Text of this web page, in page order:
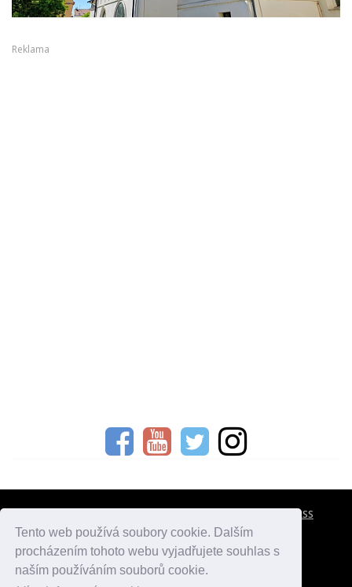
Tento web používá soubory cookie. Dalším
procházením tohoto webu vyjadřujete souhlas s
naším používáním souborů cookie.
Reklama
RSS
atlaspamatek.info